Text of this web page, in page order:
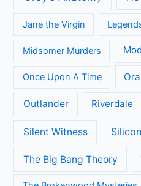
Jane the Virgin
Midsomer Murders
Once Upon A Time
Outlander Riverdale
Silent Witness
The Big Bang Theory